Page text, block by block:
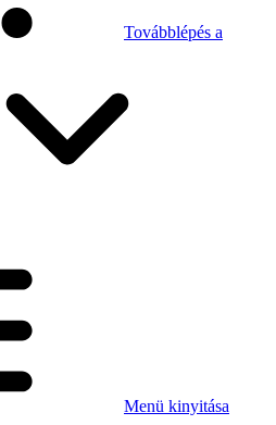
Továbblépés a
Menü kinyitása